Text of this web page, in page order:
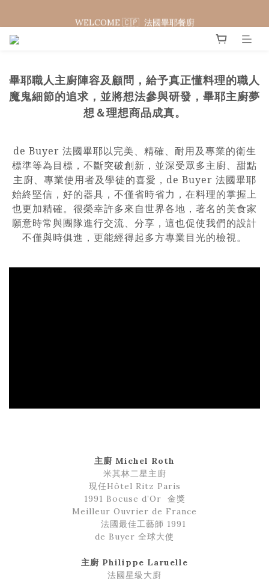
畢耶職人主廚陣容及顧問，給予真正懂料理的職人
魔鬼細節的追求，並將想法參與研發，畢耶主廚夢
想＆理想商品成真。
de Buyer 法國畢耶以完美、精確、耐用及專業的衛生
標準等為目標，不斷突破創新，並深受眾多主廚、甜點
主廚、專業使用者及學徒的喜愛，de Buyer 法國畢耶
始終堅信，好的器具，不僅省時省力，在料理的掌握上
也更加精確。很榮幸許多來自世界各地，著名的美食家
願意時常與團隊進行交流、分享，這也促使我們的設計
不僅與時俱進，更能經得起多方專業目光的檢視。
主廚 Michel Roth
米其林二星主廚
現任Hôtel Ritz Paris
1991 Bocuse d’Or 金獎
Meilleur Ouvrier de France
法國最佳工藝師 1991
de Buyer 全球大使
主廚 Philippe Laruelle
法國星級大廚